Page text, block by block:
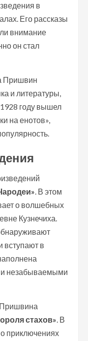
в
Его рассказы
внимание
он стал
Пришвин
и литературы,
году вышел
на енотов»,
. В этом
о волшебных
Кузнечиха.
вступают в
незабываемыми
стахов». В
о приключениях